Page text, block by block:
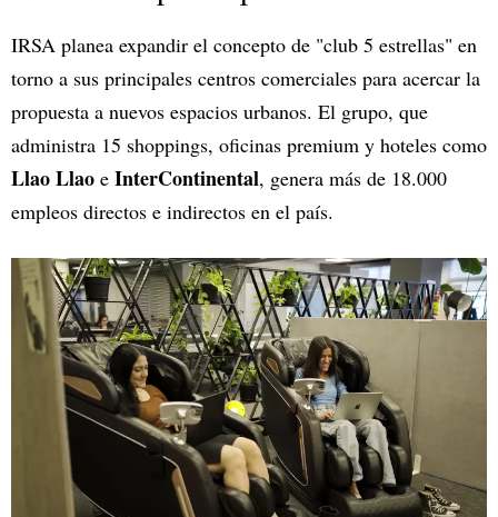
IRSA planea expandir el concepto de "club 5 estrellas" en
torno a sus principales centros comerciales para acercar la
propuesta a nuevos espacios urbanos. El grupo, que
administra 15 shoppings, oficinas premium y hoteles como
Llao Llao e InterContinental, genera más de 18.000
empleos directos e indirectos en el país.